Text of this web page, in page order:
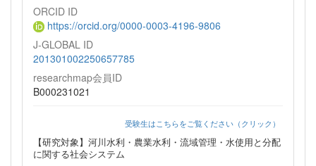
ORCID ID
https://orcid.org/0000-0003-4196-9806
J-GLOBAL ID
201301002250657785
researchmap会員ID
B000231021
受験生はこちらをご覧ください（クリック）
【研究対象】河川水利・農業水利・流域管理・水使用と分配
に関する社会システム